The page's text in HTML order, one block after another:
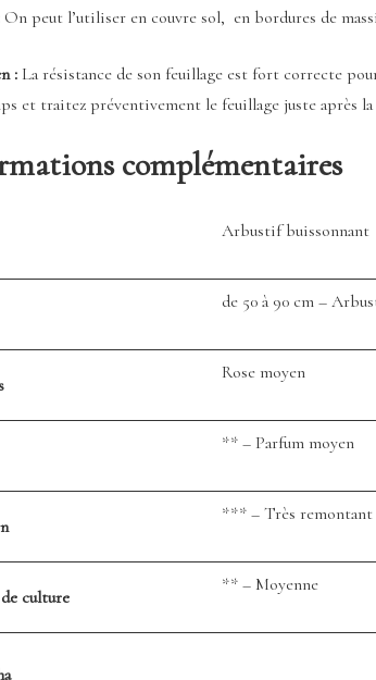
On peut l’utiliser en couvre sol, en bordures de
:La résistance de son feuillage est fort correcte
et traitez préventivement le feuillage juste après
complémentaires
Arbustif buissonnant
de 50 à 90 cm –
Rose moyen
** – Parfum moyen
*** – Très remontant
culture
** – Moyenne